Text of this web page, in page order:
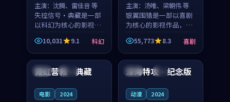
主演： 沈腾、雷佳音 等
失控信号·典藏是一部
以科幻为核心的影视作
品，围绕危机、反转与
人物成长展开，整体节
奏紧凑，值得推荐观
看。
10,031 9.1 科幻
主演： 汤唯、梁朝伟 等
银翼围猎是一部以喜剧
为核心的影视作品，围
绕危机、反转与人物成
长展开，整体节奏紧
凑，值得推荐观看。
55,773 8.3 喜剧
中国 院线
霓虹营救·典藏
电影 2024
美国 4K
深海特攻·纪念版
动漫 2024